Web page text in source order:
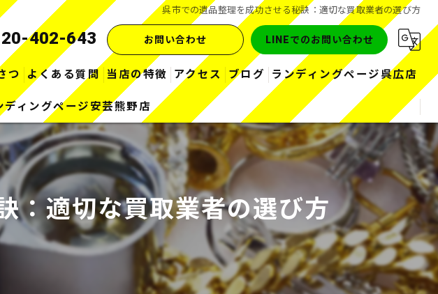
呉市での遺品整理を成功させる秘訣：適切な買取業者の選び方
402-643 お問い合わせ LINEでのお問い合わせ
つ よくある質問 当店の特徴
金
お酒
ブランド
ダイヤ
アクセス ブログ
コラム
ランディングページ呉広店
ディングページ安芸熊野店
：適切な買取業者の選び方